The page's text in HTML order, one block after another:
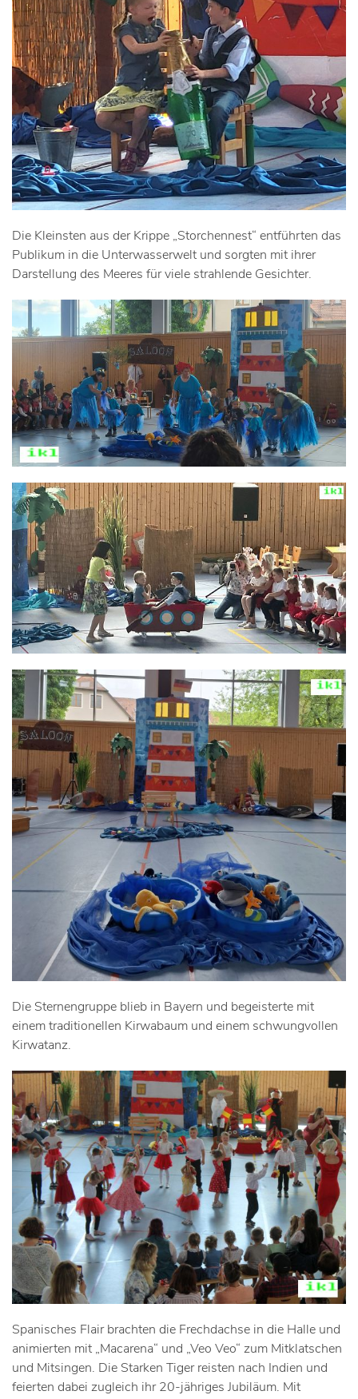
Die Kleinsten aus der Krippe „Storchennest“ entführten das
Publikum in die Unterwasserwelt und sorgten mit ihrer
Darstellung des Meeres für viele strahlende Gesichter.
Die Sternengruppe blieb in Bayern und begeisterte mit
einem traditionellen Kirwabaum und einem schwungvollen
Kirwatanz.
Spanisches Flair brachten die Frechdachse in die Halle und
animierten mit „Macarena“ und „Veo Veo“ zum Mitklatschen
und Mitsingen. Die Starken Tiger reisten nach Indien und
feierten dabei zugleich ihr 20-jähriges Jubiläum. Mit